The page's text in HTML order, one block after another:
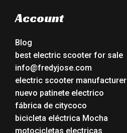
Account
Blog
best electric scooter for sale
info@fredyjose.com
electric scooter manufacturer
nuevo patinete electrico
fábrica de citycoco
bicicleta eléctrica Mocha
motocicletas electricas